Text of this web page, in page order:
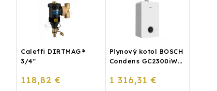
Caleffi DIRTMAG®
3/4"
118,82 €
Plynový kotol BOSCH
Condens GC2300iW
kondenzačný
1 316,31 €